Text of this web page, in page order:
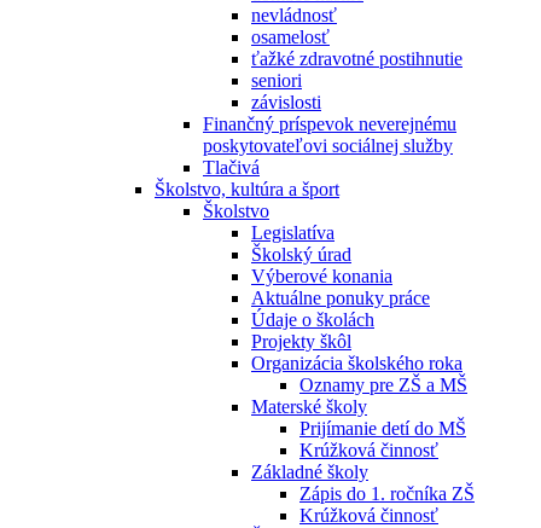
nevládnosť
osamelosť
ťažké zdravotné postihnutie
seniori
závislosti
Finančný príspevok neverejnému
poskytovateľovi sociálnej služby
Tlačivá
Školstvo, kultúra a šport
Školstvo
Legislatíva
Školský úrad
Výberové konania
Aktuálne ponuky práce
Údaje o školách
Projekty škôl
Organizácia školského roka
Oznamy pre ZŠ a MŠ
Materské školy
Prijímanie detí do MŠ
Krúžková činnosť
Základné školy
Zápis do 1. ročníka ZŠ
Krúžková činnosť